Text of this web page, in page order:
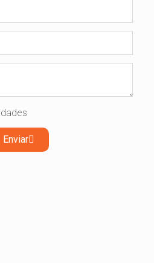
Enviar